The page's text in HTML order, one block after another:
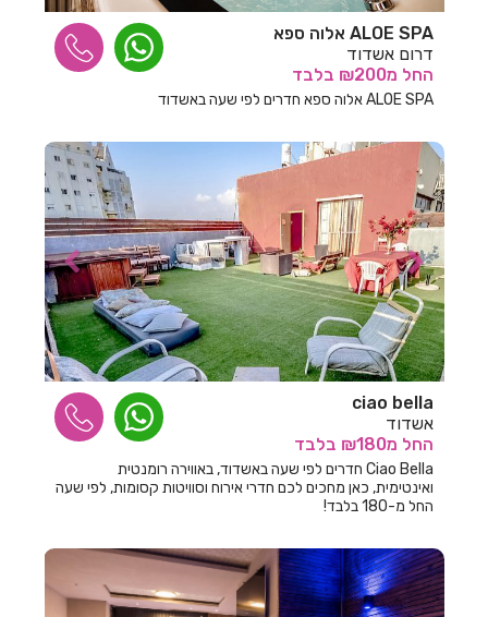
חדרים לפי שעה באשבול
חדרים לפי שעה באשדוד
חדרים לפי שעה באשקלון
חדרים לפי שעה בבאר שבע
חדרים לפי שעה בבוסתן הגליל
חדרים לפי שעה בבורגתה
חדרים לפי שעה בבית אלעזרי
חדרים לפי שעה בבית אלפא
חדרים לפי שעה בבית ג'אן
חדרים לפי שעה בבית דגן
חדרים לפי שעה בבית הלל
חדרים לפי שעה בבית חרות
חדרים לפי שעה בבית יהושע
חדרים לפי שעה בבית ינאי
ALOE SPA אלוה ספא
דרום אשדוד
החל מ₪200 בלבד
ALOE SPA אלוה ספא חדרים לפי שעה באשדוד
ciao bella
אשדוד
החל מ₪180 בלבד
Ciao Bella חדרים לפי שעה באשדוד, באווירה רומנטית
ואינטימית, כאן מחכים לכם חדרי אירוח וסוויטות קסומות, לפי שעה
החל מ-180 בלבד!